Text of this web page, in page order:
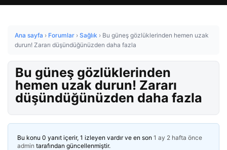
Ana sayfa › Forumlar › Sağlık › Bu güneş gözlüklerinden hemen uzak
durun! Zararı düşündüğünüzden daha fazla
Bu güneş gözlüklerinden
hemen uzak durun! Zararı
düşündüğünüzden daha fazla
Bu konu 0 yanıt içerir, 1 izleyen vardır ve en son 1 ay 2 hafta önce
admin tarafından güncellenmiştir.